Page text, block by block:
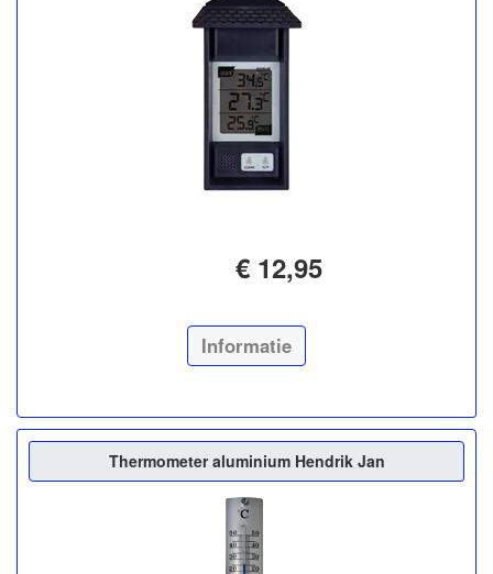
€ 12,95
Informatie
Thermometer aluminium Hendrik Jan